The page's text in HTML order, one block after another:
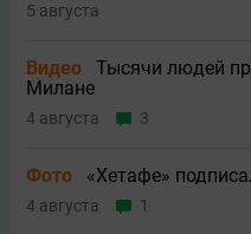
5 августа
Видео
Тысячи людей
Милане
4 августа 3
Фото «Хетафе»
4 августа 1